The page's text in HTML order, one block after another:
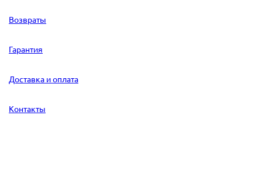
Возвраты
Гарантия
Доставка и оплата
Контакты